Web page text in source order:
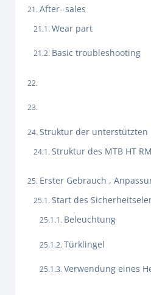
After- sales
Wear part
Basic troubleshooting
Struktur der unterstützten
Struktur des MTB HT
Erster Gebrauch ,
Start des
Beleuchtung
Türklingel
Verwendung eines